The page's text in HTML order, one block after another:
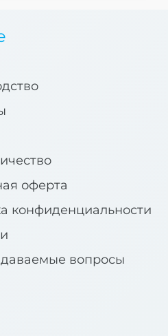
оферта
конфиденциальности
вопросы